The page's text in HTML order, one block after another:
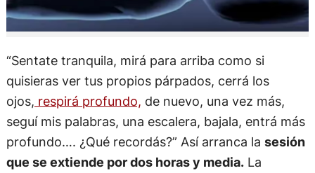
“Sentate tranquila, mirá para arriba como si
quisieras ver tus propios párpados, cerrá los
ojos, respirá profundo, de nuevo, una vez más,
seguí mis palabras, una escalera, bajala, entrá más
profundo…. ¿Qué recordás?” Así arranca la sesión
que se extiende por dos horas y media.La